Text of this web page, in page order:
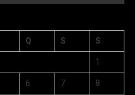
Q S S
1
6 7 8